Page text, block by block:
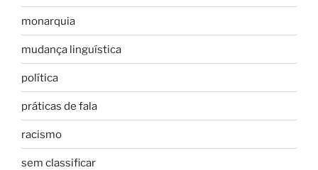
monarquia
mudança linguística
política
práticas de fala
racismo
sem classificar